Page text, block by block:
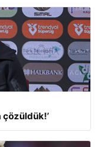
çözüldük!’